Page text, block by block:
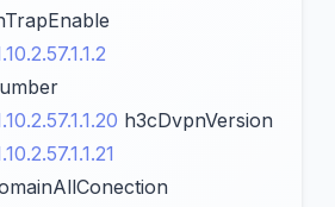
h3cDvpnVersion